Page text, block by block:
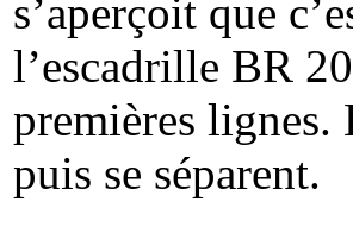
s’aperçoit que
l’escadrille BR
premières lignes.
puis se séparent.